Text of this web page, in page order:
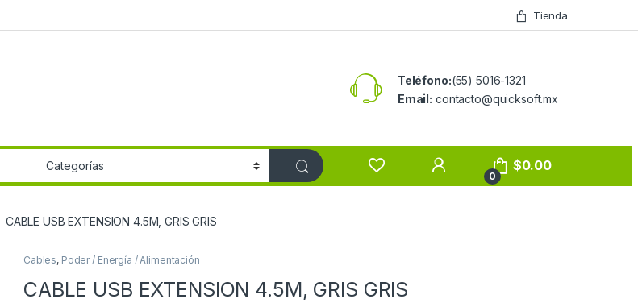
Tienda
Teléfono:(55) 5016-1321
Email: contacto@quicksoft.mx
0
$0.00
CABLE USB EXTENSION 4.5M, GRIS GRIS
Cables, Poder / Energía / Alimentación
CABLE USB EXTENSION 4.5M, GRIS GRIS